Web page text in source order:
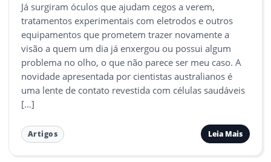
Já surgiram óculos que ajudam cegos a verem,
tratamentos experimentais com eletrodos e outros
equipamentos que prometem trazer novamente a
visão a quem um dia já enxergou ou possui algum
problema no olho, o que não parece ser meu caso. A
novidade apresentada por cientistas australianos é
uma lente de contato revestida com células saudáveis
[…]
Artigos Leia Mais